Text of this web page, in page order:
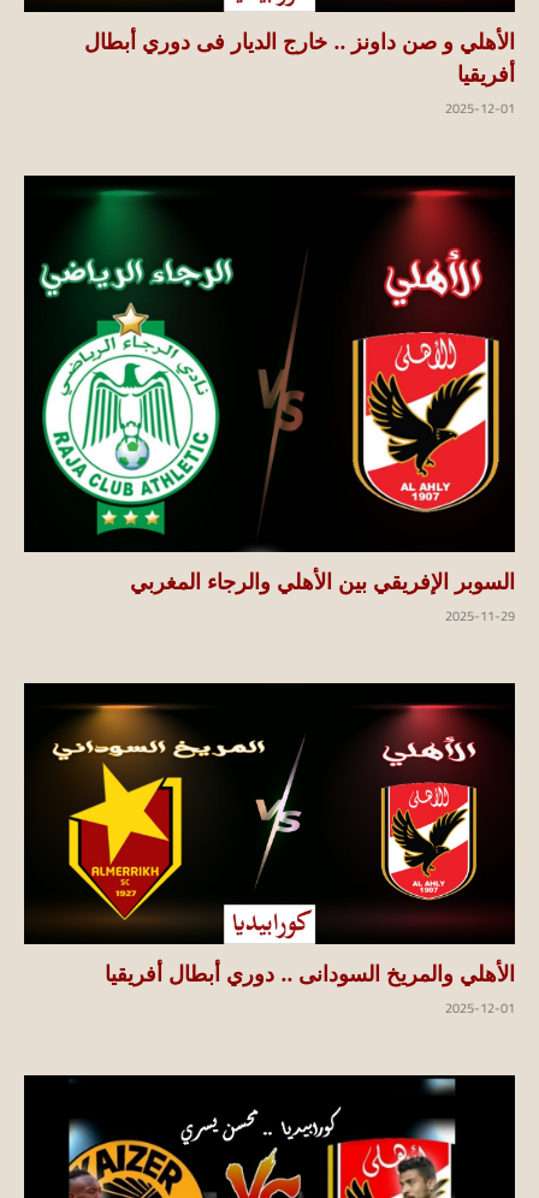
الأهلي و صن داونز .. خارج الديار فى دوري أبطال
أفريقيا
2025-12-01
السوبر الإفريقي بين الأهلي والرجاء المغربي
2025-11-29
الأهلي والمريخ السودانى .. دوري أبطال أفريقيا
2025-12-01